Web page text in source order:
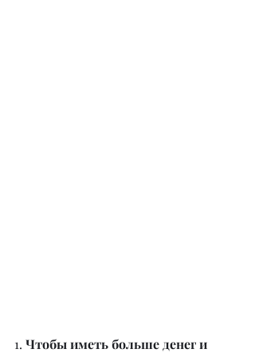
1. Чтобы иметь больше денег и